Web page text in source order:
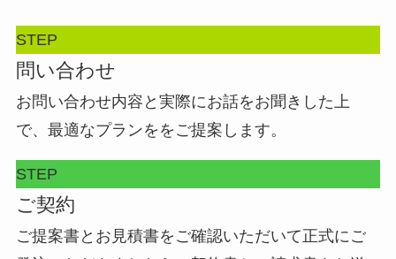
STEP
問い合わせ
お問い合わせ内容と実際にお話をお聞きした上
で、最適なプランををご提案します。
STEP
ご契約
ご提案書とお見積書をご確認いただいて正式にご